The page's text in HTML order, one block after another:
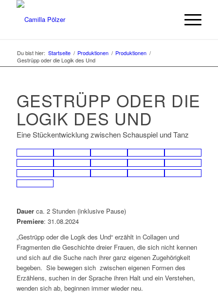
Du bist hier: Startseite / Produktionen / Produktionen /
Gestrüpp oder die Logik des Und
GESTRÜPP ODER DIE
LOGIK DES UND
Eine Stückentwicklung zwischen Schauspiel und Tanz
Dauerca. 2 Stunden (inklusive Pause)
Premiere: 31.08.2024
„Gestrüpp oder die Logik des Und“ erzählt in Collagen und
Fragmenten die Geschichte dreier Frauen, die sich nicht kennen
und sich auf die Suche nach ihrer ganz eigenen Zugehörigkeit
begeben. Sie bewegen sich zwischen eigenen Formen des
Erzählens, suchen in der Sprache ihren Halt und ein Verstehen,
wenden sich ab, beginnen immer wieder neu.